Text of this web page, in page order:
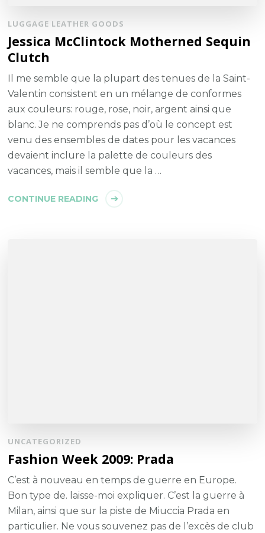
LUGGAGE LEATHER GOODS
Jessica McClintock Motherned Sequin
Clutch
Il me semble que la plupart des tenues de la Saint-
Valentin consistent en un mélange de conformes
aux couleurs: rouge, rose, noir, argent ainsi que
blanc. Je ne comprends pas d’où le concept est
venu des ensembles de dates pour les vacances
devaient inclure la palette de couleurs des
vacances, mais il semble que la …
CONTINUE READING
UNCATEGORIZED
Fashion Week 2009: Prada
C’est à nouveau en temps de guerre en Europe.
Bon type de. laisse-moi expliquer. C’est la guerre à
Milan, ainsi que sur la piste de Miuccia Prada en
particulier. Ne vous souvenez pas de l’excès de club